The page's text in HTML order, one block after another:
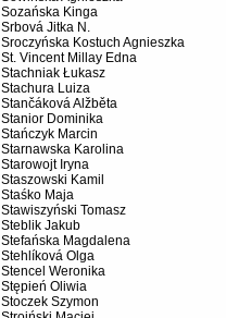
Sozańska Kinga
Srbová Jitka N.
Sroczyńska Kostuch Agnieszka
St. Vincent Millay Edna
Stachniak Łukasz
Stachura Luiza
Stančáková Alžběta
Stanior Dominika
Stańczyk Marcin
Starnawska Karolina
Starowojt Iryna
Staszowski Kamil
Staśko Maja
Stawiszyński Tomasz
Steblik Jakub
Stefańska Magdalena
Stehlíková Olga
Stencel Weronika
Stępień Oliwia
Stoczek Szymon